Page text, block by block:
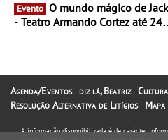
Evento
- Teatro Armando Cortez até 24
Agenda/Eventos diz lá, Beatriz Cultura
Resolução Alternativa de Litígios
A informação disponibilizada é de carácter